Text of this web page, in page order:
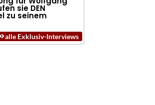
sie DEN
zu seinem
alle Exklusiv-Interviews